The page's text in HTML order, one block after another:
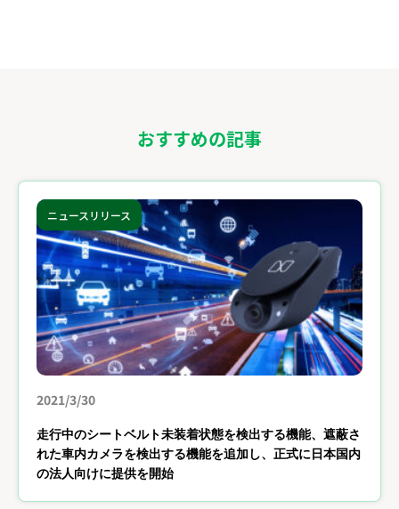
おすすめの記事
ニュースリリース
2021/3/30
走行中のシートベルト未装着状態を検出する機能、遮蔽さ
れた車内カメラを検出する機能を追加し、正式に日本国内
の法人向けに提供を開始